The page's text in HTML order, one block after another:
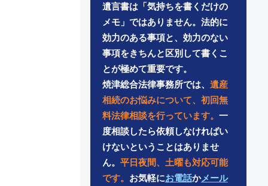
遺言書は「気持ちを書くだけの
メモ」ではありません。法的に
効力のある事項と、効力のない
事項をきちんと区別して書くこ
とが極めて重要です。
焼津総合法律事務所では、 遺産
相続のお悩みについて、初回無
料法律相談を行っています。 一
度相談したら依頼しなければい
けないということはありませ
ん。 平日夜間、土曜も対応可能
です。 お気軽にお電話かメール